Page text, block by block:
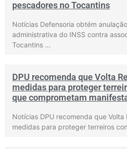
pescadores no Tocantins
Notícias Defensoria obtém
administrativa do INSS contra
Tocantins …
DPU recomenda que Volta
medidas para proteger
que comprometam
Notícias DPU recomenda que
medidas para proteger terreiros